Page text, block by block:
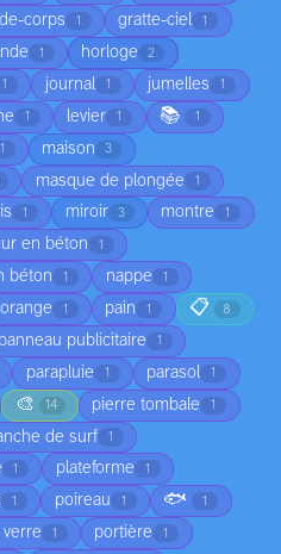
corps 1 gratte-ciel 1
1 horloge 2
1 journal 1 jumelles 1
1 levier 1 📚 1
1 maison 3
masque de plongée 1
1 miroir 3 montre 1
en béton 1
béton 1 nappe 1
orange 1 pain 1 📋 8
panneau publicitaire 1
parapluie 1 parasol 1
🎨 14 pierre tombale 1
de surf 1
1 plateforme 1
1 poireau 1 🐟 1
1 portière 1